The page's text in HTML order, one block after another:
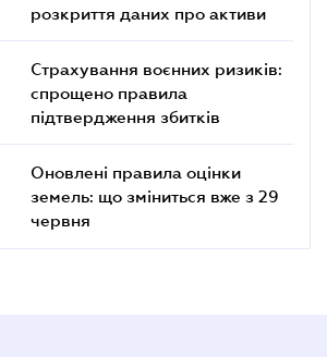
розкриття даних про активи
Страхування воєнних ризиків:
спрощено правила
підтвердження збитків
Оновлені правила оцінки
земель: що зміниться вже з 29
червня